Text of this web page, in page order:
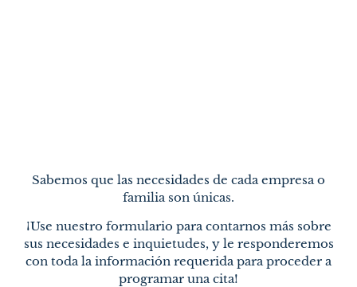
Sabemos que las necesidades de cada empresa o
familia son únicas.
¡Use nuestro formulario para contarnos más sobre
sus necesidades e inquietudes, y le responderemos
con toda la información requerida para proceder a
programar una cita!